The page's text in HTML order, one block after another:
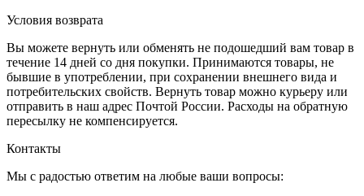
Условия возврата
Вы можете вернуть или обменять не подошедший вам товар в
течение 14 дней со дня покупки. Принимаются товары, не
бывшие в употреблении, при сохранении внешнего вида и
потребительских свойств. Вернуть товар можно курьеру или
отправить в наш адрес Почтой России. Расходы на обратную
пересылку не компенсируется.
Контакты
Мы с радостью ответим на любые ваши вопросы: